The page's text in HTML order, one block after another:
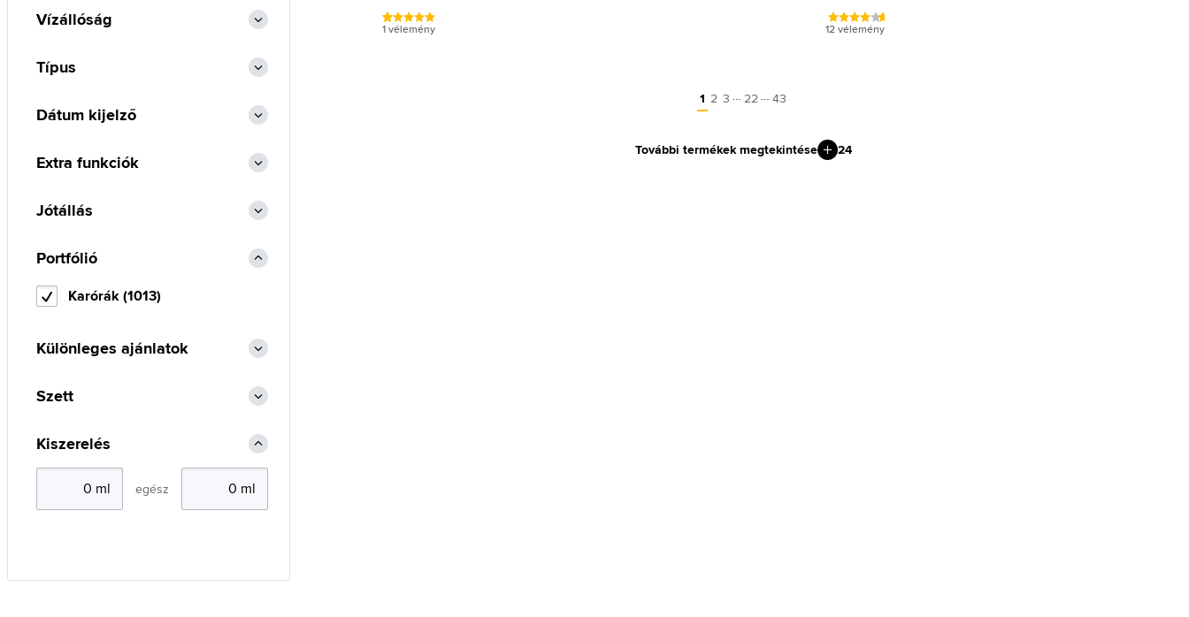
1 vélemény 12 vélemény
1 2 3 … 22 … 43
További termékek megtekintése 24
Vízállóság
Típus
Dátum kijelző
Extra funkciók
Jótállás
Portfólió
Karórák (1013)
Különleges ajánlatok
Szett
Kiszerelés
egész